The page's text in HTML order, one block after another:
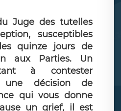
Juge des tutelles
susceptibles
quinze jours de
aux Parties. Un
à contester
une décision de
qui vous donne
un grief, il est